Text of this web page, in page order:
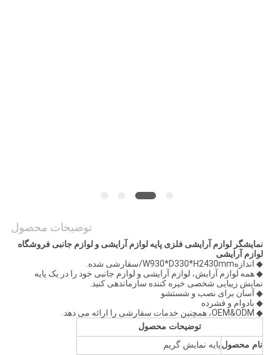
توضیحات محصول
نمایشگر لوازم آرایشی فلزی پایه لوازم آرایشی و لوازم جانبی فروشگاه
لوازم آرایشی
◆ اندازهW930*D330*H2430mm/سفارشی شده.
◆ همه لوازم آرایش، لوازم آرایشی و لوازم جانبی خود را در یک پایه
نمایش زیبایی شخصی خیره کننده سازماندهی کنید.
◆ آسان برای نصب و شستشو
◆ بادوام و فشرده
◆ OEM&ODM، همچنین خدمات سفارشی را ارائه می دهد.
توضیحات محصول
نام محصولپایه نمایش گریم